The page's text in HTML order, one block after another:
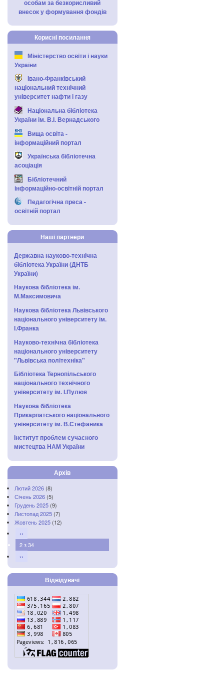
особам за безкорисливий
внесок у формування фондів
Корисні посилання
Міністерство освіти і науки
України
Івано-Франківський
національний технічний
університет нафти і газу
Національна бібліотека
України ім. В.І. Вернадського
Вища освіта -
інформаційний портал
Українська бібліотечна
асоціація
Бібліотечний
інформаційно-освітній портал
Педагогічна преса -
освітній портал
Наші партнери
Державна науково-технічна
бібліотека України (ДНТБ
України)
Наукова бібліотека ім.
М.Максимовича
Наукова бібліотека Львівського
національного університету ім.
І.Франка
Науково-технічна бібліотека
національного університету
"Львівська політехніка"
Бібліотека Тернопільського
національного технічного
університету ім. І.Пулюя
Наукова бібліотека
Прикарпатського національного
університету ім. В.Стефаника
Інститут проблем сучасного
мистецтва НАМ України
Архів
Лютий 2026 (8)
Січень 2026 (5)
Грудень 2025 (9)
Листопад 2025 (7)
Жовтень 2025 (12)
‹‹
2 з 34
››
Відвідувачі